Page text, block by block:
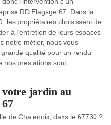
RD Elagage 67. Dans la
les propriétaires choisissent de
à l’entretien de leurs espaces
notre métier, nous vous
qualité pour un rendu
nos prestations sont
votre jardin au
de Chatenois, dans le 67730 ?